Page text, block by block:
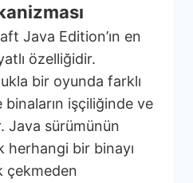
Java Edition’ın en
özelliğidir.
bir oyunda farklı
binaların işçiliğinde ve
Java sürümünün
herhangi bir binayı
çekmeden